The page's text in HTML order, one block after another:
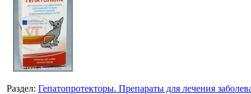
Раздел: Гепатопротекторы. Препараты для лечения